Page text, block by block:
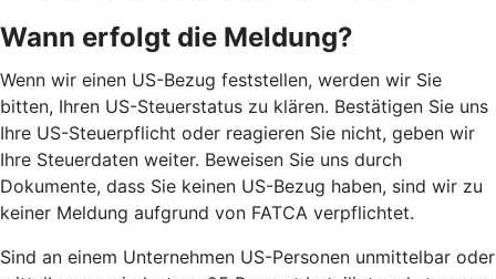
Wann erfolgt die Meldung?
Wenn wir einen US-Bezug feststellen, werden wir Sie
bitten, Ihren US-Steuerstatus zu klären. Bestätigen Sie uns
Ihre US-Steuerpflicht oder reagieren Sie nicht, geben wir
Ihre Steuerdaten weiter. Beweisen Sie uns durch
Dokumente, dass Sie keinen US-Bezug haben, sind wir zu
keiner Meldung aufgrund von FATCA verpflichtet.
Sind an einem Unternehmen US-Personen unmittelbar oder